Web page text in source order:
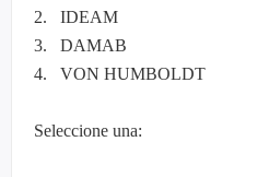
2. IDEAM
3. DAMAB
4. VON HUMBOLDT
Seleccione una: